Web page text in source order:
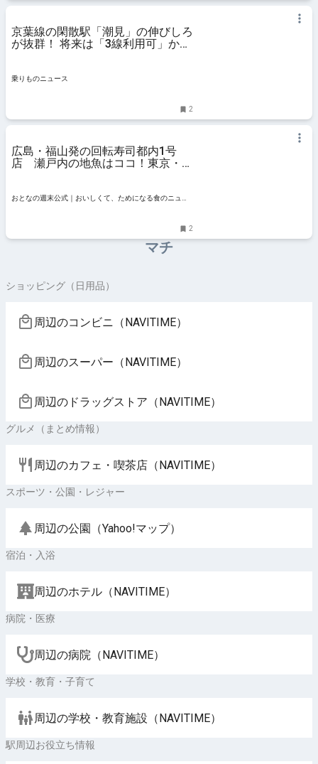
京葉線の閑散駅「潮見」の伸びしろ
が抜群！ 将来は「3線利用可」かも
乗りものニュース
2
広島・福山発の回転寿司都内1号
店 瀬戸内の地魚はココ！東京・潮
になる食のニュースサイト
おとなの週末公式｜おいしくて、ためになる食のニュー
2
マチ
ショッピング（日用品）
周辺のコンビニ（NAVITIME）
周辺のスーパー（NAVITIME）
周辺のドラッグストア（NAVITIME）
グルメ（まとめ情報）
周辺のカフェ・喫茶店（NAVITIME）
スポーツ・公園・レジャー
周辺の公園（Yahoo!マップ）
宿泊・入浴
周辺のホテル（NAVITIME）
病院・医療
周辺の病院（NAVITIME）
学校・教育・子育て
周辺の学校・教育施設（NAVITIME）
駅周辺お役立ち情報